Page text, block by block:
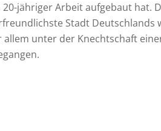
20-jähriger Arbeit aufgebaut hat.
Stadt Deutschlands
allem unter der Knechtschaft